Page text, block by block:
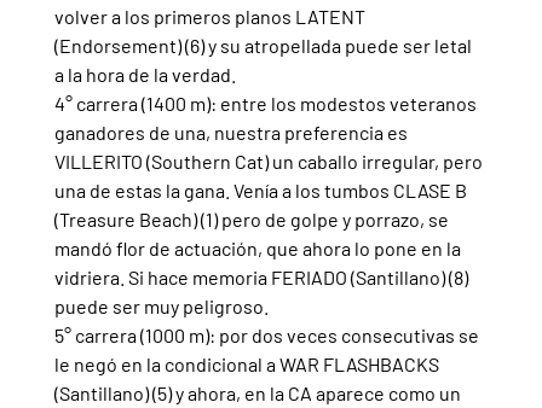
volver a los primeros planos LATENT
(Endorsement) (6) y su atropellada puede ser letal
a la hora de la verdad.
4° carrera (1400 m): entre los modestos veteranos
ganadores de una, nuestra preferencia es
VILLERITO (Southern Cat) un caballo irregular, pero
una de estas la gana. Venía a los tumbos CLASE B
(Treasure Beach) (1) pero de golpe y porrazo, se
mandó flor de actuación, que ahora lo pone en la
vidriera. Si hace memoria FERIADO (Santillano) (8)
puede ser muy peligroso.
5° carrera (1000 m): por dos veces consecutivas se
le negó en la condicional a WAR FLASHBACKS
(Santillano) (5) y ahora, en la CA aparece como un